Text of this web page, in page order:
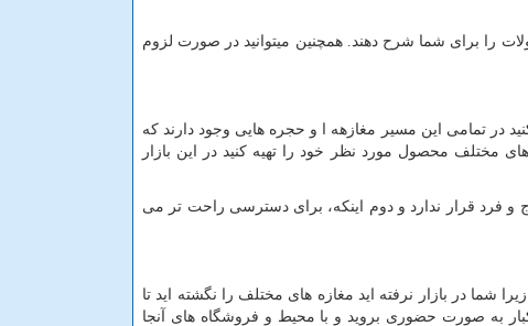
را برای شما شرح دهند. همچنین میتوانید در صورت لزوم
در تمامی این مسیر مغازهه ا و حجره هایی وجود دارند که
مختلف محصول مورد نظر خود را تهیه کنید در این بازار
و فرد قرار ندارد و دوم اینکه، برای دسترسی راحت تر می
در بازار نرفته اید مغازه های مختلف را نگشته اید تا
به صورت حضوری بروید و با محیط و فروشگاه های آنجا